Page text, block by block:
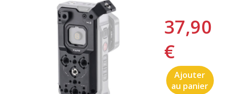
37,90
€
Ajouter
au panier